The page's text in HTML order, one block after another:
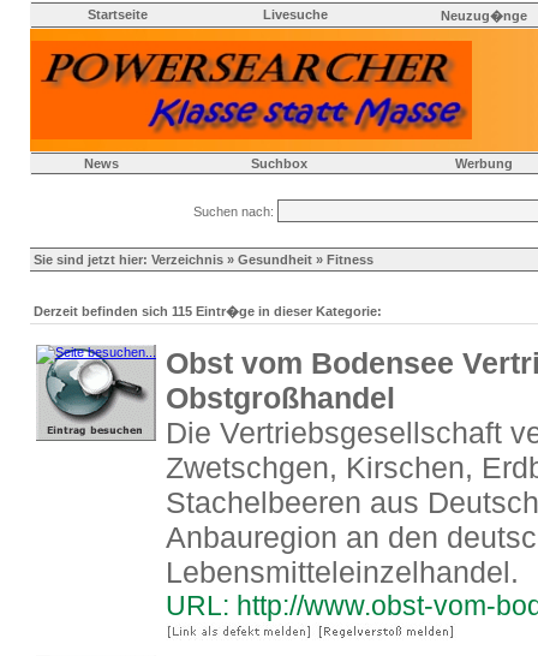
Startseite Livesuche Neuzug�nge
News Suchbox Werbung
Suchen nach:
Sie sind jetzt hier: Verzeichnis » Gesundheit » Fitness
Derzeit befinden sich 115 Eintr�ge in dieser Kategorie:
Obst vom Bodensee
Obstgroßhandel
Die Vertriebsgesellschaft
Zwetschgen, Kirschen,
Stachelbeeren aus
Anbauregion an den
Lebensmitteleinzelhandel.
URL: http://www.obst-vom-